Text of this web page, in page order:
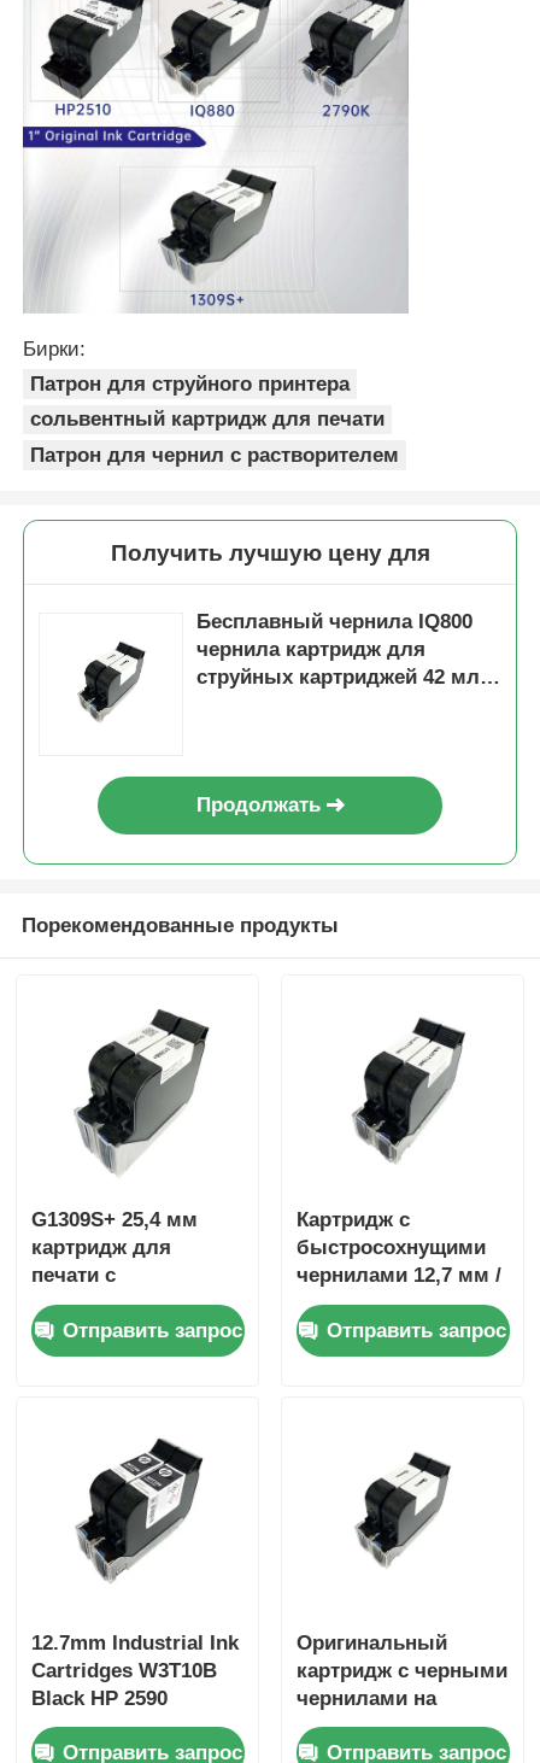
Бирки:
Патрон для струйного принтера
сольвентный картридж для печати
Патрон для чернил с растворителем
Получить лучшую цену для
Бесплавный чернила IQ800
чернила картридж для
струйных картриджей 42 мл
Продолжать
Порекомендованные продукты
G1309S+ 25,4 мм
картридж для
печати с
растворителем
черный 1
дюймовый
Отправить запрос
Картридж с
быстросохнущими
чернилами 12,7 мм /
Картридж для
промышленного
струйного принтера
Отправить запрос
12.7mm Industrial Ink
Cartridges W3T10B
Black HP 2590
Solvent Print
Cartridge
Отправить запрос
Оригинальный
картридж с черными
чернилами на
растворителе для
термоструйной
Отправить запрос